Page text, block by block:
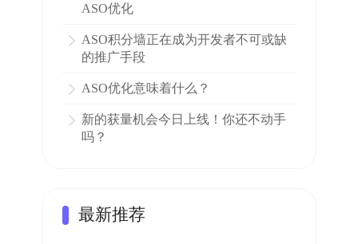
ASO优化
ASO积分墙正在成为开发者不可或缺
的推广手段
ASO优化意味着什么？
新的获量机会今日上线！你还不动手
吗？
最新推荐